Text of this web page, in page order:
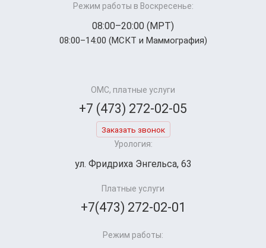
Режим работы в Воскресенье:
08:00–20:00 (МРТ)
08:00–14:00 (МСКТ и Маммография)
ОМС, платные услуги
+7 (473) 272-02-05
Заказать звонок
Урология:
ул. Фридриха Энгельса, 63
Платные услуги
+7(473) 272-02-01
Режим работы: